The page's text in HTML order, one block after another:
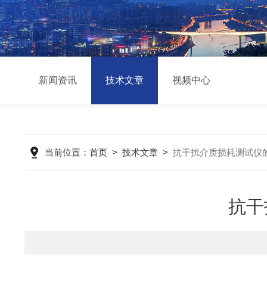
新闻资讯 技术文章 视频中心
当前位置： 首页> 技术文章> 抗干扰介质损耗测试仪
抗